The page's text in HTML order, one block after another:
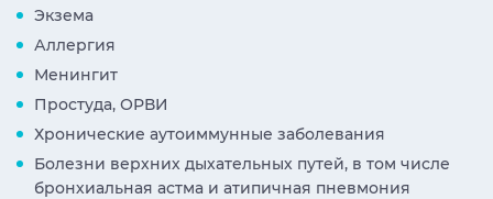
Экзема
Аллергия
Менингит
Простуда, ОРВИ
Хронические аутоиммунные заболевания
Болезни верхних дыхательных путей, в том числе
бронхиальная астма и атипичная пневмония